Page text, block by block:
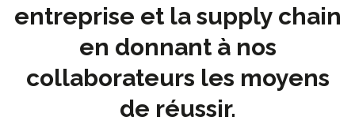
entreprise et la supply chain
en donnant à nos
collaborateurs les moyens
de réussir.